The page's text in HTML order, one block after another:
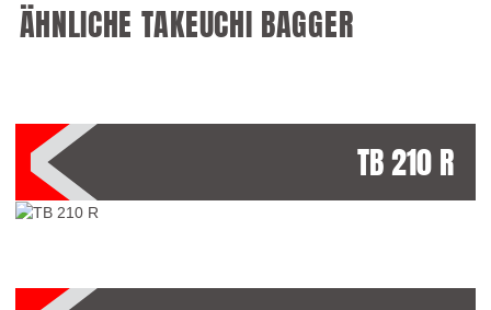
ÄHNLICHE TAKEUCHI BAGGER
TB 210 R